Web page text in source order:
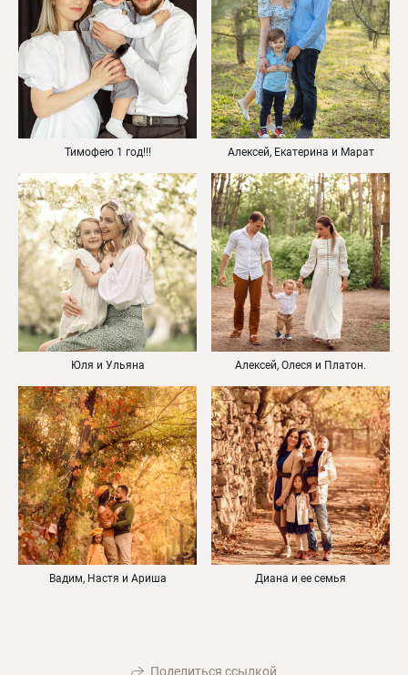
Тимофею 1 год!!! Алексей, Екатерина и Марат
Юля и Ульяна Алексей, Олеся и Платон.
Вадим, Настя и Ариша Диана и ее семья
Поделиться ссылкой